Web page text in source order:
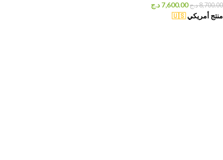
8,700.00د.ج 7,600.00 د.ج
منتج أمريكي🇺🇸